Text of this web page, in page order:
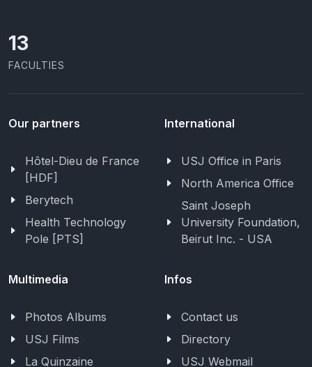
13
FACULTIES
Our partners
Hôtel-Dieu de France
[HDF]
Berytech
Health Technology
Pole [PTS]
International
USJ Office in Paris
North America Office
Saint Joseph
University Foundation,
Beirut Inc. - USA
Multimedia
Photos Albums
USJ Films
La Quinzaine
Infos
Contact us
Directory
USJ Webmail